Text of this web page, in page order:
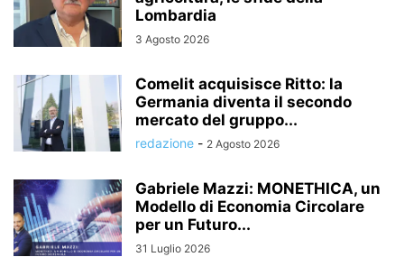
Lombardia
3 Agosto 2026
Comelit acquisisce Ritto: la
Germania diventa il secondo
mercato del gruppo...
redazione - 2 Agosto 2026
Gabriele Mazzi: MONETHICA, un
Modello di Economia Circolare
per un Futuro...
31 Luglio 2026